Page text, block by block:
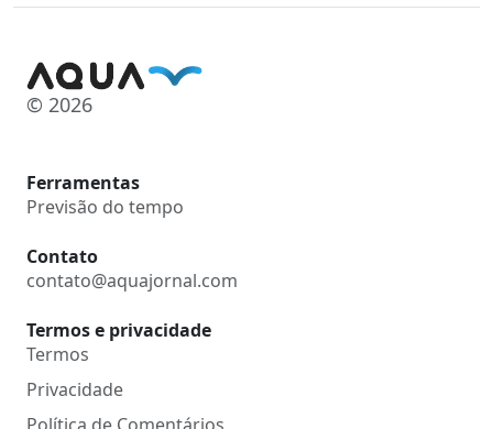
© 2026
Ferramentas
Previsão do tempo
Contato
contato@aquajornal.com
Termos e privacidade
Termos
Privacidade